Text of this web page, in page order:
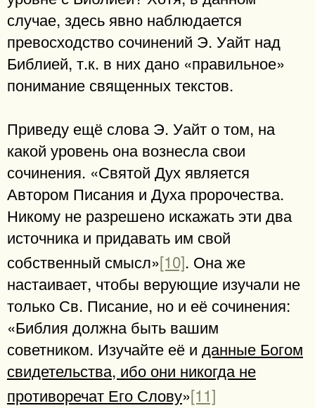
случае, здесь явно наблюдается
превосходство сочинений Э. Уайт над
Библией, т.к. в них дано «правильное»
понимание священных текстов.
Приведу ещё слова Э. Уайт о том, на
какой уровень она вознесла свои
сочинения. «Святой Дух является
Автором Писания и Духа пророчества.
Никому не разрешено искажать эти два
источника и придавать им свой
собственный смысл»[10]. Она же
настаивает, чтобы верующие изучали не
только Св. Писание, но и её сочинения:
«Библия должна быть вашим
советником. Изучайте её и данные Богом
свидетельства, ибо они никогда не
противоречат Его Слову»[11]